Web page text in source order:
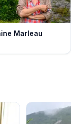
Marleau